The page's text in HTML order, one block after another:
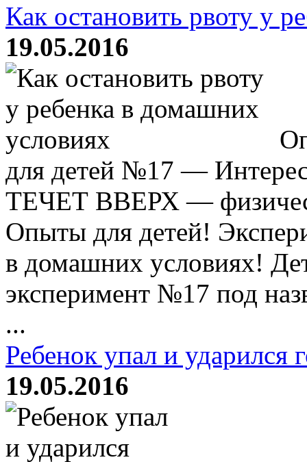
Как остановить рвоту у
19.05.2016
для детей №17 —
ТЕЧЕТ ВВЕРХ —
Опыты для детей!
в домашних условиях!
эксперимент №17 под
...
Ребенок упал и ударился
19.05.2016